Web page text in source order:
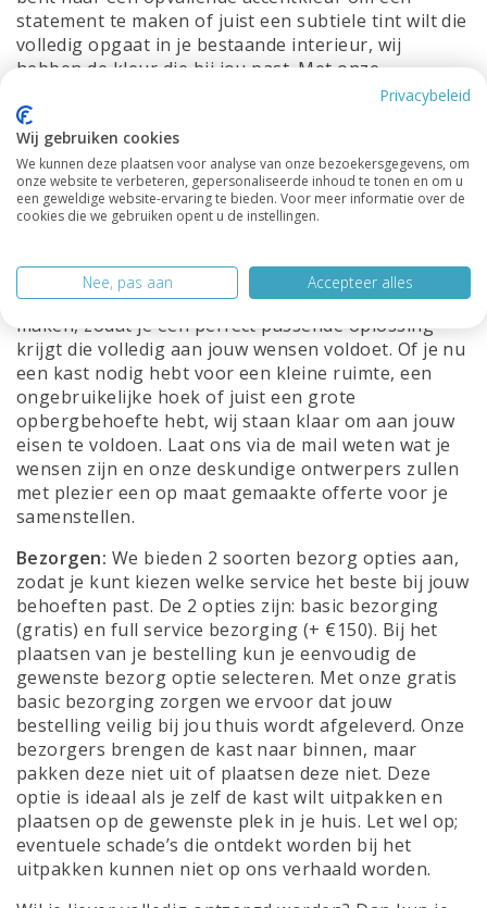
statement te maken of juist een subtiele tint wilt die
volledig opgaat in je bestaande interieur, wij
hebben de kleur die bij jou past. Met onze
mogelijkheid om kasten te leveren in alle RAL-
kleuren, zijn de mogelijkheden eindeloos. Al onze
kasten worden zijdeglans gespoten en wij werken
alleen maar met duurzame hoogwaardige
materialen.
Maatwerk: We begrijpen dat elk huis uniek is en dat
behoeften voldoen. Daarom bieden wij de
mogelijkheid om al onze kasten op maat te laten
maken, zodat je een perfect passende oplossing
krijgt die volledig aan jouw wensen voldoet. Of je nu
een kast nodig hebt voor een kleine ruimte, een
ongebruikelijke hoek of juist een grote
opbergbehoefte hebt, wij staan klaar om aan jouw
eisen te voldoen. Laat ons via de mail weten wat je
wensen zijn en onze deskundige ontwerpers zullen
met plezier een op maat gemaakte offerte voor je
samenstellen.
Bezorgen: We bieden 2 soorten bezorg opties aan,
zodat je kunt kiezen welke service het beste bij jouw
behoeften past. De 2 opties zijn: basic bezorging
(gratis) en full service bezorging (+ €150). Bij het
plaatsen van je bestelling kun je eenvoudig de
gewenste bezorg optie selecteren. Met onze gratis
basic bezorging zorgen we ervoor dat jouw
bestelling veilig bij jou thuis wordt afgeleverd. Onze
bezorgers brengen de kast naar binnen, maar
pakken deze niet uit of plaatsen deze niet. Deze
optie is ideaal als je zelf de kast wilt uitpakken en
plaatsen op de gewenste plek in je huis. Let wel op;
eventuele schade’s die ontdekt worden bij het
uitpakken kunnen niet op ons verhaald worden.
Privacybeleid
Wij gebruiken cookies
We kunnen deze plaatsen voor analyse van onze bezoekersgegevens, om
onze website te verbeteren, gepersonaliseerde inhoud te tonen en om u
een geweldige website-ervaring te bieden. Voor meer informatie over de
cookies die we gebruiken opent u de instellingen.
Nee, pas aan Accepteer alles